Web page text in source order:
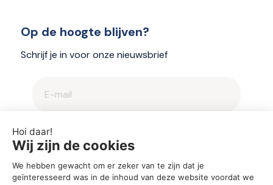
Op de hoogte blijven?
Schrijf je in voor onze nieuwsbrief